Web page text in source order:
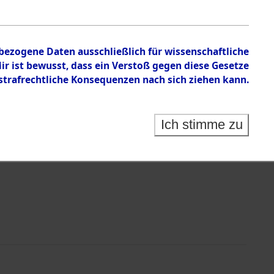
Daten ausschließlich für wissenschaftliche
bewusst, dass ein Verstoß gegen diese Gesetze
Konsequenzen nach sich ziehen kann.
Ich stimme zu